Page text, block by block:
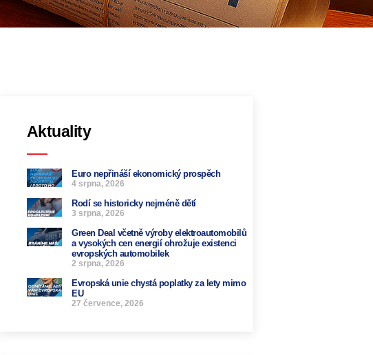
Aktuality
Euro nepřináší ekonomický prospěch
4 srpna, 2026
Rodí se historicky nejméně dětí
3 srpna, 2026
Green Deal včetně výroby elektroautomobilů
a vysokých cen energií ohrožuje existenci
evropských automobilek
2 srpna, 2026
Evropská unie chystá poplatky za lety mimo
EU
27 července, 2026